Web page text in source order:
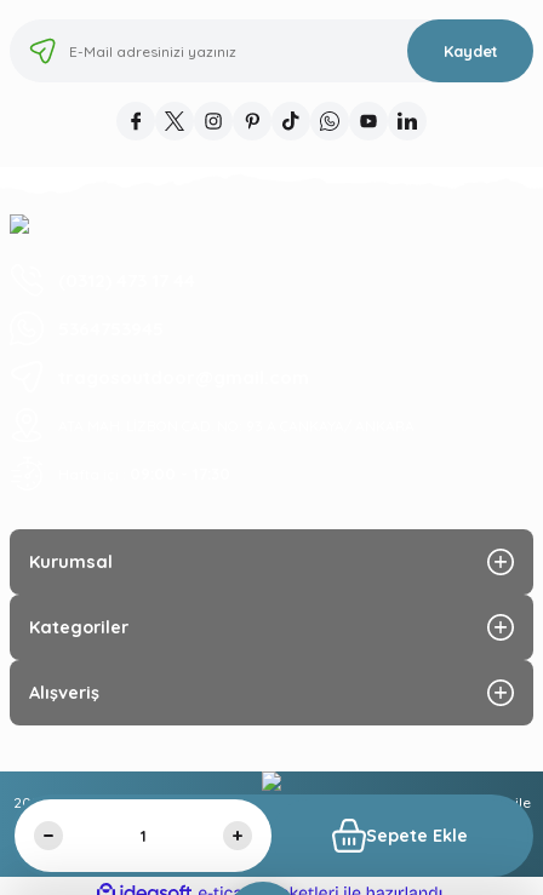
Sepete Ekle
Kaydet
Kurumsal
Kategoriler
Alışveriş
2025 © Tüm hakları saklıdır. Kredi kartı bilgileriniz 256 bit SSL sertifikası ile
%100 güvende!
ideasoft